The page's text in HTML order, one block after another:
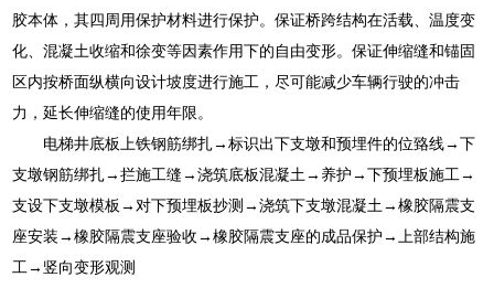
胶本体，其四周用保护材料进行保护。保证桥跨结构在活载、温度变
化、混凝土收缩和徐变等因素作用下的自由变形。保证伸缩缝和锚固
区内按桥面纵横向设计坡度进行施工，尽可能减少车辆行驶的冲击
力，延长伸缩缝的使用年限。
电梯井底板上铁钢筋绑扎→标识出下支墩和预埋件的位臵线→下
支墩钢筋绑扎→拦施工缝→浇筑底板混凝土→养护→下预埋板施工→
支设下支墩模板→对下预埋板抄测→浇筑下支墩混凝土→橡胶隔震支
座安装→橡胶隔震支座验收→橡胶隔震支座的成品保护→上部结构施
工→竖向变形观测